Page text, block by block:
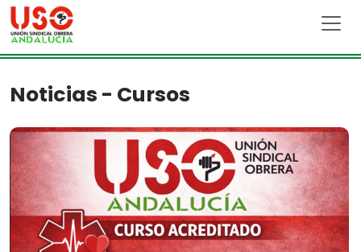
Skip to main content
Noticias - Cursos